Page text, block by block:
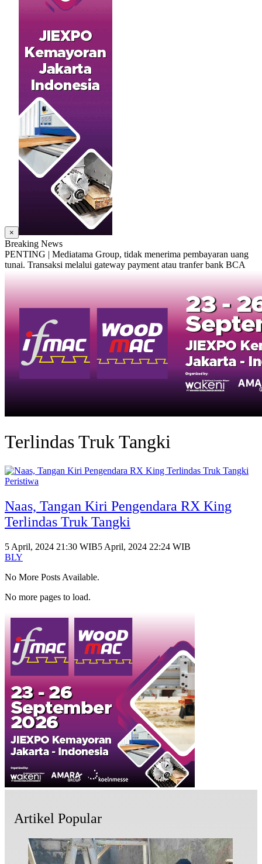
×
Breaking News
PENTING | Mediatama Group, tidak menerima pembayaran uang
tunai. Transaksi melalui gateway payment atau tranfer bank BCA
Terlindas Truk Tangki
Peristiwa
Naas, Tangan Kiri Pengendara RX King
Terlindas Truk Tangki
5 April, 2024 21:30 WIB5 April, 2024 22:24 WIB
BLY
No More Posts Available.
No more pages to load.
Artikel Popular